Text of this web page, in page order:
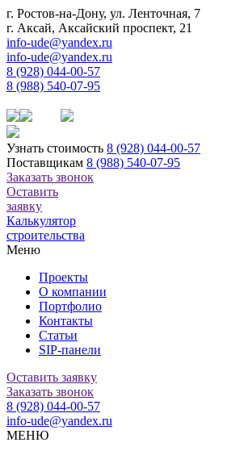
г. Ростов-на-Дону, ул. Ленточная, 7
г. Аксай, Аксайский проспект, 21
info-ude@yandex.ru
info-ude@yandex.ru
8 (928) 044-00-57
8 (988) 540-07-95
Узнать стоимость 8 (928) 044-00-57
Поставщикам 8 (988) 540-07-95
Заказать звонок
Оставить
заявку
Калькулятор
строительства
Меню
Проекты
О компании
Портфолио
Контакты
Статьи
SIP-панели
Оставить заявку
Заказать звонок
8 (928) 044-00-57
info-ude@yandex.ru
МЕНЮ